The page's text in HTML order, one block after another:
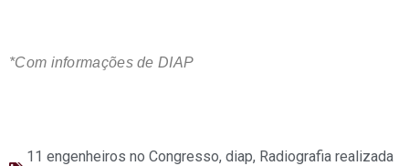
*Com informações de DIAP
11 engenheiros no Congresso, diap, Radiografia realizada